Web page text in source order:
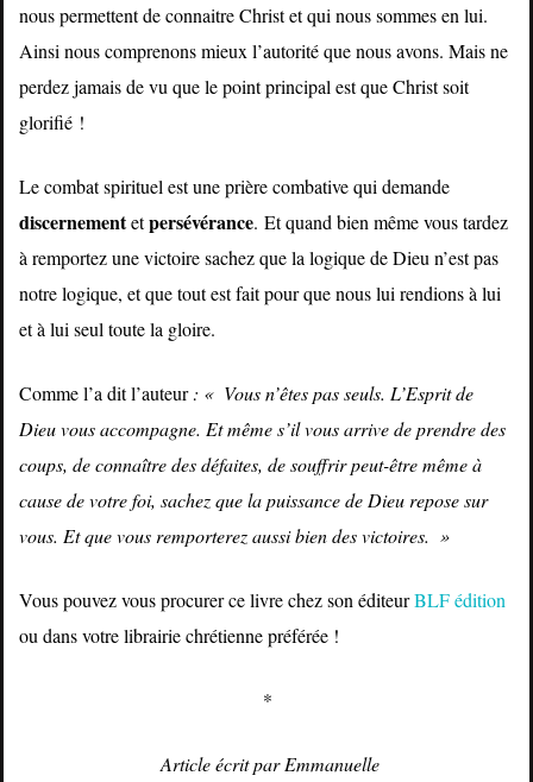
nous permettent de connaitre Christ et qui nous sommes en lui.
Ainsi nous comprenons mieux l’autorité que nous avons. Mais ne
perdez jamais de vu que le point principal est que Christ soit
glorifié !
Le combat spirituel est une prière combative qui demande
discernementetpersévérance.Et quand bien même vous tardez
à remportez une victoire sachez que la logique de Dieu n’est pas
notre logique, et que tout est fait pour que nous lui rendions à lui
et à lui seul toute la gloire.
Comme l’a dit l’auteur: « Vous n’êtes pas seuls. L’Esprit de
Dieu vous accompagne. Et même s’il vous arrive de prendre des
coups, de connaître des défaites, de souffrir peut-être même à
cause de votre foi, sachez que la puissance de Dieu repose sur
vous. Et que vous remporterez aussi bien des victoires. »
Vous pouvez vous procurer ce livre chez son éditeurBLF édition
ou dans votre librairie chrétienne préférée !
*
Article écrit par Emmanuelle